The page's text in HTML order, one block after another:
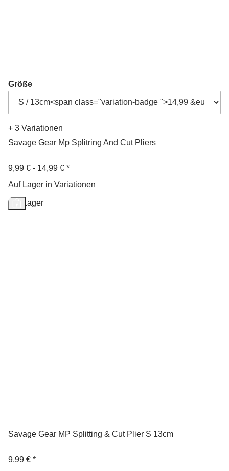
Größe
+ 3 Variationen
Savage Gear Mp Splitring And Cut Pliers
9,99 € - 14,99 € *
Auf Lager in Variationen
Auf Lager
Savage Gear MP Splitting & Cut Plier S 13cm
9,99 € *